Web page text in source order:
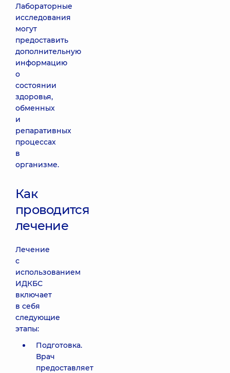
Лабораторные
исследования
могут
предоставить
дополнительную
информацию
о
состоянии
здоровья,
обменных
и
репаративных
процессах
в
организме.
Как
проводится
лечение
Лечение
с
использованием
ИДКБС
включает
в себя
следующие
этапы:
Подготовка.
Врач
предоставляет